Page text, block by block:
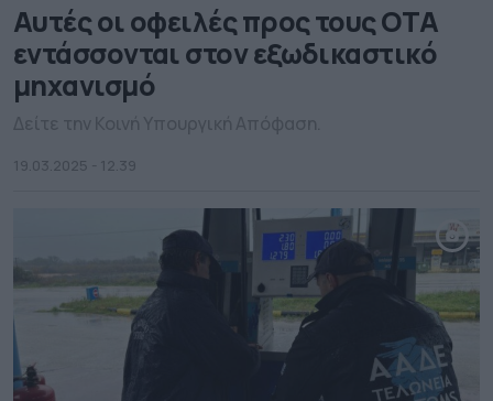
Αυτές οι οφειλές προς τους ΟΤΑ
εντάσσονται στον εξωδικαστικό
μηχανισμό
19.03.2025 - 12.39